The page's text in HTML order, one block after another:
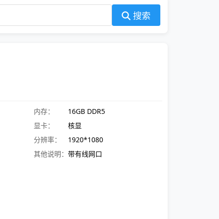
搜索
内存：
16GB DDR5
显卡：
核显
分辨率：
1920*1080
其他说明： 带有线网口